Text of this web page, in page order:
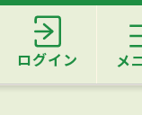
ログイン メ